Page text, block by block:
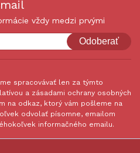
vždy medzi prvými
Odoberať
spracovávať len za týmto
a zásadami ochrany osobných
na odkaz, ktorý vám pošleme na
odvolať písomne, emailom
informačného emailu.